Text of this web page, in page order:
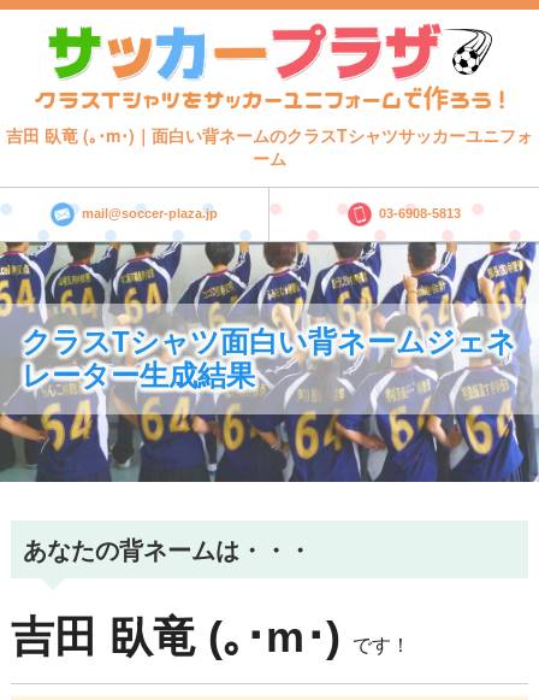
吉田 臥竜 (｡･m･)｜面白い背ネームのクラスTシャツサッカーユニフォ
ーム
mail@soccer-plaza.jp 03-6908-5813
クラスTシャツ面白い背ネームジェネ
レーター生成結果
あなたの背ネームは・・・
吉田 臥竜 (｡･m･) です！